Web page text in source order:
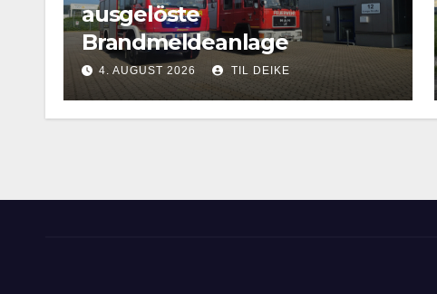
ausgelöste
Brandmeldeanlage
4. AUGUST 2026 TIL DEIKE